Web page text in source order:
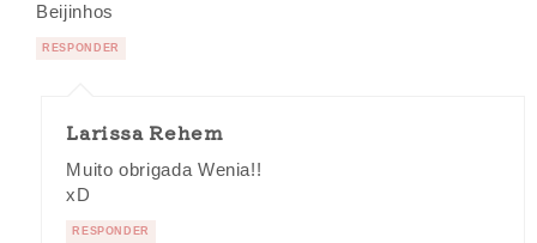
Beijinhos
RESPONDER
Larissa Rehem
Muito obrigada Wenia!!
xD
RESPONDER